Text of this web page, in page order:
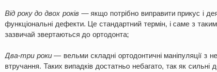
Від року до двох років— якщо потрібно виправити прикус і
функціональні дефекти. Це стандартний термін, і саме з
зазвичай звертаються до ортодонта;
Два-три роки— вельми складні ортодонтичні маніпуляції з
втручання. Таких випадків достатньо небагато, так як